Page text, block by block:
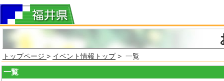
トップページ > イベント情報トップ> 一覧
一覧